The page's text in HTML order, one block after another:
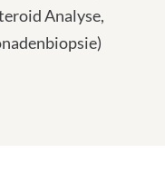
Analyse,